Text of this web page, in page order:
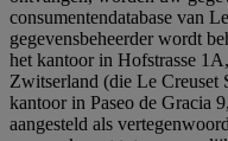
consumentendatabase van
gegevensbeheerder wordt
het kantoor in Hofstrasse
Zwitserland (die Le
kantoor in Paseo de Gracia
aangesteld als